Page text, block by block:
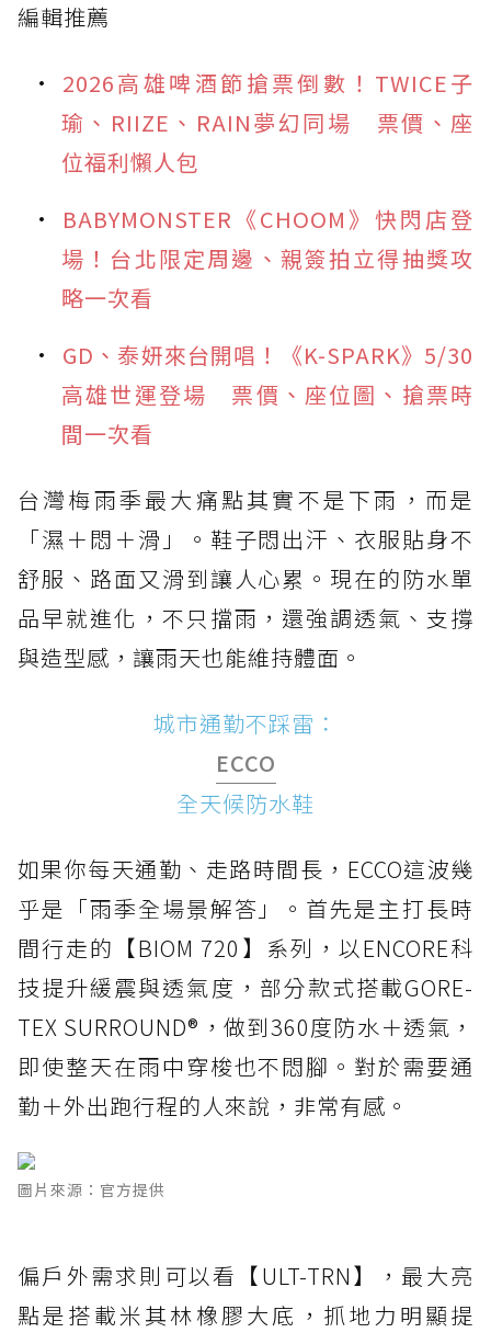
編輯推薦
2026高雄啤酒節搶票倒數！TWICE子
瑜、RIIZE、RAIN夢幻同場 票價、座
位福利懶人包
BABYMONSTER《CHOOM》快閃店登
場！台北限定周邊、親簽拍立得抽獎攻
略一次看
GD、泰妍來台開唱！《K-SPARK》5/30
高雄世運登場 票價、座位圖、搶票時
間一次看
台灣梅雨季最大痛點其實不是下雨，而是
「濕＋悶＋滑」。鞋子悶出汗、衣服貼身不
舒服、路面又滑到讓人心累。現在的防水單
品早就進化，不只擋雨，還強調透氣、支撐
與造型感，讓雨天也能維持體面。
城市通勤不踩雷：
ECCO
全天候防水鞋
如果你每天通勤、走路時間長，ECCO這波幾
乎是「雨季全場景解答」。首先是主打長時
間行走的【BIOM 720】系列，以ENCORE科
技提升緩震與透氣度，部分款式搭載GORE-
TEX SURROUND®，做到360度防水＋透氣，
即使整天在雨中穿梭也不悶腳。對於需要通
勤＋外出跑行程的人來說，非常有感。
圖片來源：官方提供
偏戶外需求則可以看【ULT-TRN】，最大亮
點是搭載米其林橡膠大底，抓地力明顯提